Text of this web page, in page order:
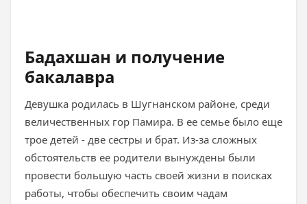
Бадахшан и получение
бакалавра
Девушка родилась в Шугнанском районе, среди
величественных гор Памира. В ее семье было еще
трое детей - две сестры и брат. Из-за сложных
обстоятельств ее родители вынуждены были
провести большую часть своей жизни в поисках
работы, чтобы обеспечить своим чадам